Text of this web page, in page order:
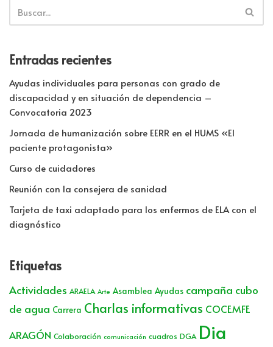
Entradas recientes
Ayudas individuales para personas con grado de
discapacidad y en situación de dependencia –
Convocatoria 2023
Jornada de humanización sobre EERR en el HUMS «El
paciente protagonista»
Curso de cuidadores
Reunión con la consejera de sanidad
Tarjeta de taxi adaptado para los enfermos de ELA con el
diagnóstico
Etiquetas
Actividades ARAELA Arte Asamblea Ayudas campaña cubo
de agua Carrera Charlas informativas COCEMFE
ARAGÓN Colaboración comunicación cuadros DGA Dia